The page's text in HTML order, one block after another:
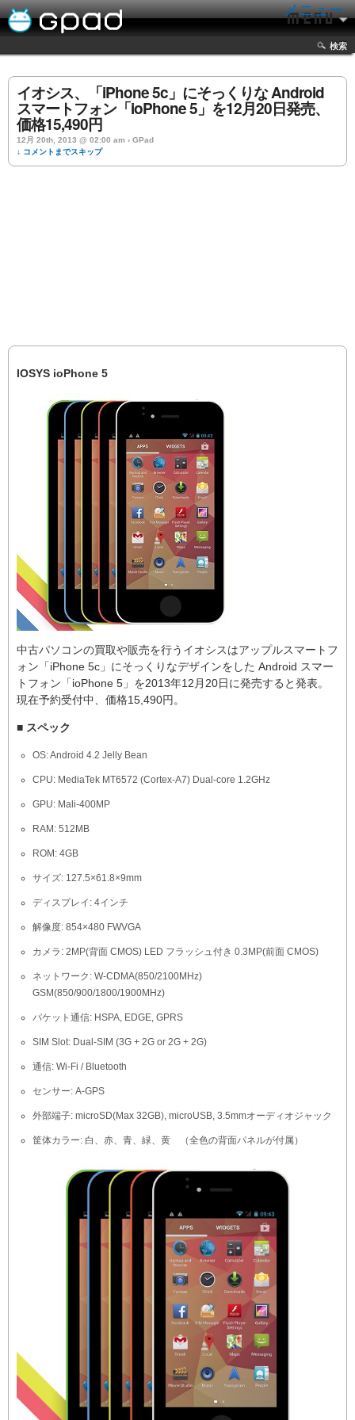
メニュー
検索
イオシス、「iPhone 5c」にそっくりな Android
スマートフォン「ioPhone 5」を12月20日発売、
価格15,490円
12月 20th, 2013 @ 02:00 am › GPad
↓ コメントまでスキップ
IOSYS ioPhone 5
中古パソコンの買取や販売を行うイオシスはアップルスマートフ
ォン「iPhone 5c」にそっくりなデザインをした Android スマー
トフォン「ioPhone 5」を2013年12月20日に発売すると発表。
現在予約受付中、価格15,490円。
■ スペック
OS: Android 4.2 Jelly Bean
CPU: MediaTek MT6572 (Cortex-A7) Dual-core 1.2GHz
GPU: Mali-400MP
RAM: 512MB
ROM: 4GB
サイズ: 127.5×61.8×9mm
ディスプレイ: 4インチ
解像度: 854×480 FWVGA
カメラ: 2MP(背面 CMOS) LED フラッシュ付き 0.3MP(前面 CMOS)
ネットワーク: W-CDMA(850/2100MHz)
GSM(850/900/1800/1900MHz)
パケット通信: HSPA, EDGE, GPRS
SIM Slot: Dual-SIM (3G + 2G or 2G + 2G)
通信: Wi-Fi / Bluetooth
センサー: A-GPS
外部端子: microSD(Max 32GB), microUSB, 3.5mmオーディオジャック
筐体カラー: 白、赤、青、緑、黄 （全色の背面パネルが付属）